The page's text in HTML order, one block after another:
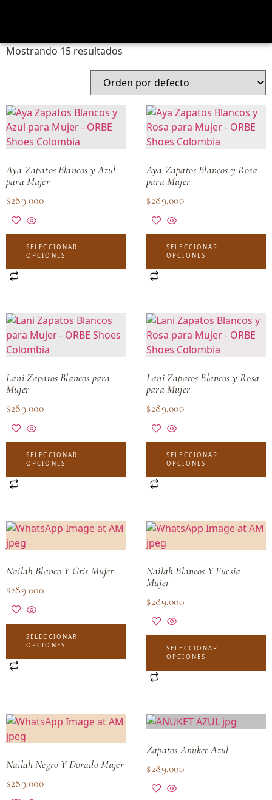
Mostrando 15 resultados
Aya Zapatos Blancos y Azul
para Mujer
$289.000
SELECCIONAR
OPCIONES
Aya Zapatos Blancos y Rosa
para Mujer
$289.000
SELECCIONAR
OPCIONES
Lani Zapatos Blancos para
Mujer
$289.000
SELECCIONAR
OPCIONES
Lani Zapatos Blancos y Rosa
para Mujer
$289.000
SELECCIONAR
OPCIONES
Nailah Blanco Y Gris Mujer
$289.000
SELECCIONAR
OPCIONES
Nailah Blancos Y Fucsia
Mujer
$289.000
SELECCIONAR
OPCIONES
Nailah Negro Y Dorado Mujer
$289.000
Zapatos Anuket Azul
$289.000